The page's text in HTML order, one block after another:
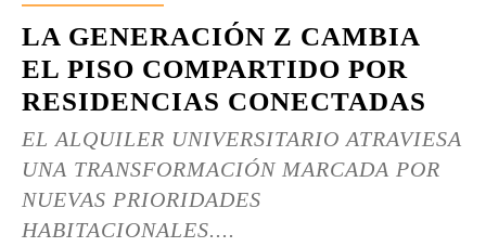
LA GENERACIÓN Z CAMBIA
EL PISO COMPARTIDO POR
RESIDENCIAS CONECTADAS
EL ALQUILER UNIVERSITARIO ATRAVIESA
UNA TRANSFORMACIÓN MARCADA POR
NUEVAS PRIORIDADES
HABITACIONALES....